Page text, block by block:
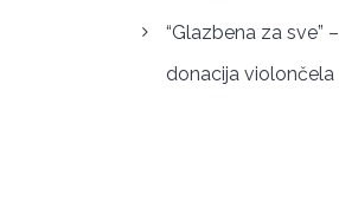
“Glazbena za sve” –
donacija violončela